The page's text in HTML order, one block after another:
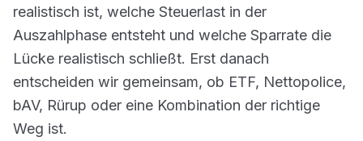
realistisch ist, welche Steuerlast in der
Auszahlphase entsteht und welche Sparrate die
Lücke realistisch schließt. Erst danach
entscheiden wir gemeinsam, ob ETF, Nettopolice,
bAV, Rürup oder eine Kombination der richtige
Weg ist.